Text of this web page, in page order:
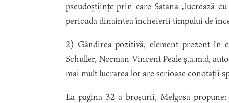
pseudoștiințe prin care Satana „lucrează
perioada dinaintea încheierii timpului de
2) Gândirea pozitivă, element prezent în
Schuller, Norman Vincent Peale ș.a.m.d,
mai mult lucrarea lor are serioase conotații
La pagina 32 a broșurii, Melgosa